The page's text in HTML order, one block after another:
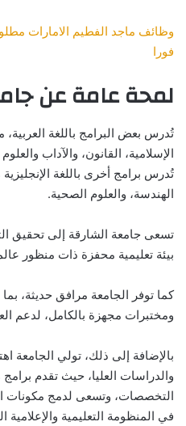
وظائف ماجد الفطيم الامارات
فورا
لمحة عامة عن
تُدرس بعض البرامج باللغة
الإسلامية، القانون، والآداب والعلوم
تُدرس برامج أخرى باللغة
الهندسة، والعلوم الصحية.
تسعى جامعة الشارقة إلى تحقيق
بيئة تعليمية محفزة ذات منظور
كما توفر الجامعة مرافق حديثة،
ومختبرات مجهزة بالكامل، لدعم
بالإضافة إلى ذلك، تولي الجامعة
والدراسات العليا، حيث تقدم
التخصصات، وتسعى لدمج مكونات
في المنظومة التعليمية والإعلامية